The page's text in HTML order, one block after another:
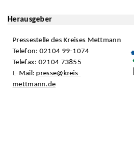
Herausgeber
Pressestelle des Kreises Mettmann
Telefon: 02104 99-1074
Telefax: 02104 73855
E-Mail: presse@kreis-
mettmann.de